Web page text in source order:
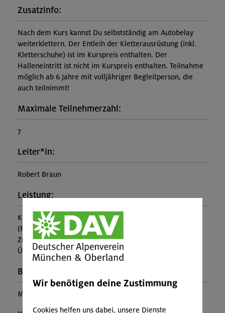
Zusatzinfo:
Nach dem Kurs kannst Du selbstständig am Autobelay
weiterklettern. Der Entleih der Kletterausrüstung (inkl.
Kletterschuhe) ist im Kurspreis enthalten. Der
Halleneintritt ist nicht im Kurspreis enthalten. Teilnahme
möglich ab 6 Jahre mit volljähriger Begleitperson, die
auch teilnimmt!
Maximale Teilnehmerzahl:
7
Leiter*in:
Robert Braun
Leistung:
Kursleitung, Ausrüstung
(Falls nicht in den Leistungen inbegriffen, fallen
Zusatzkosten für z.B. An- und Abreise, Verpflegung,
Übernachtung oder Skipass an.)
Buchungscode:
MUC-25-1451
Wir benötigen deine Zustimmung
Cookies helfen uns dabei, unsere Dienste